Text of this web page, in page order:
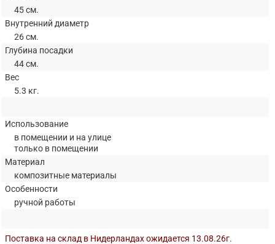
45 см.
Внутренний диаметр
26 см.
Глубина посадки
44 см.
Вес
5.3 кг.
Использование
в помещении и на улице
только в помещении
Материал
композитные материалы
Особенности
ручной работы
Поставка на склад в Нидерландах ожидается 13.08.26г.